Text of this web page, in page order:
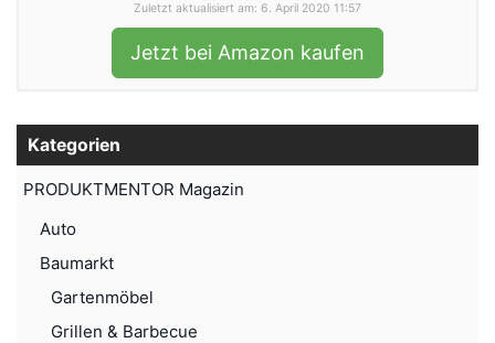
Zuletzt aktualisiert am: 6. April 2020 11:57
Jetzt bei Amazon kaufen
Kategorien
PRODUKTMENTOR Magazin
Auto
Baumarkt
Gartenmöbel
Grillen & Barbecue